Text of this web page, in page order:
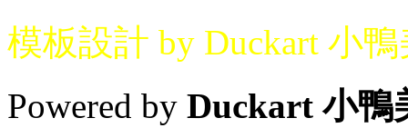
模板設計 by Duckart 小
Powered by Duckart 小鴨